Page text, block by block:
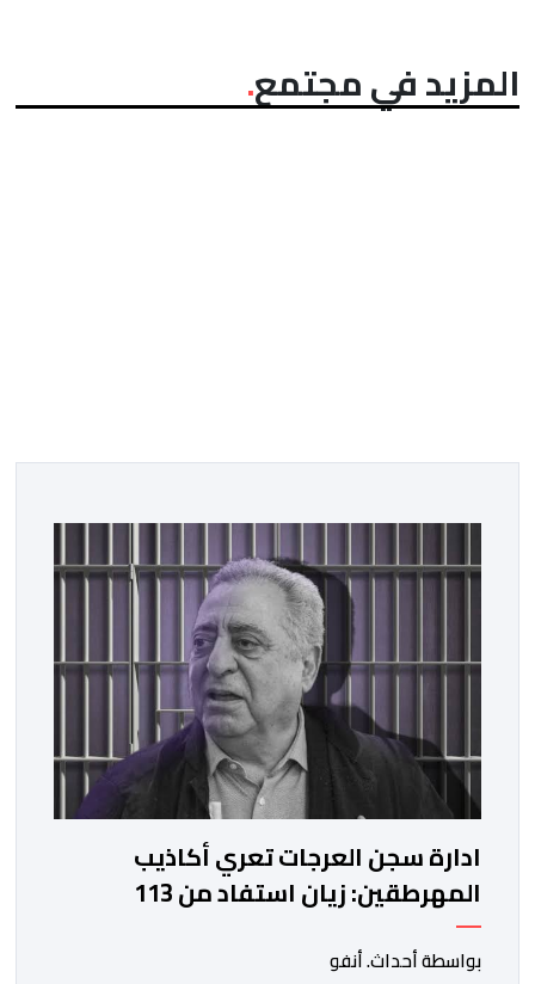
المزيد في مجتمع
ادارة سجن العرجات تعري أكاذيب
المهرطقين: زيان استفاد من 113
استشارة و50 فحصا طبيا
بواسطة أحداث. أنفو